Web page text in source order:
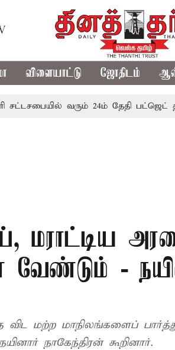
விளையாட்டு ஜோதிடம்
வரும் 24ம் தேதி பட்ஜெட் தாக்கல்
மராட்டிய
வேண்டும் -
மற்ற மாநிலங்களைப்
நாகேந்திரன் கூறினார்.